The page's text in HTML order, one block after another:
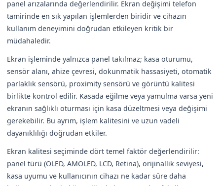
panel arızalarında değerlendirilir. Ekran değişimi telefon
tamirinde en sık yapılan işlemlerden biridir ve cihazın
kullanım deneyimini doğrudan etkileyen kritik bir
müdahaledir.
Ekran işleminde yalnızca panel takılmaz; kasa oturumu,
sensör alanı, ahize çevresi, dokunmatik hassasiyeti, otomatik
parlaklık sensörü, proximity sensörü ve görüntü kalitesi
birlikte kontrol edilir. Kasada eğilme veya yamulma varsa yeni
ekranın sağlıklı oturması için kasa düzeltmesi veya değişimi
gerekebilir. Bu ayrım, işlem kalitesini ve uzun vadeli
dayanıklılığı doğrudan etkiler.
Ekran kalitesi seçiminde dört temel faktör değerlendirilir:
panel türü (OLED, AMOLED, LCD, Retina), orijinallik seviyesi,
kasa uyumu ve kullanıcının cihazı ne kadar süre daha